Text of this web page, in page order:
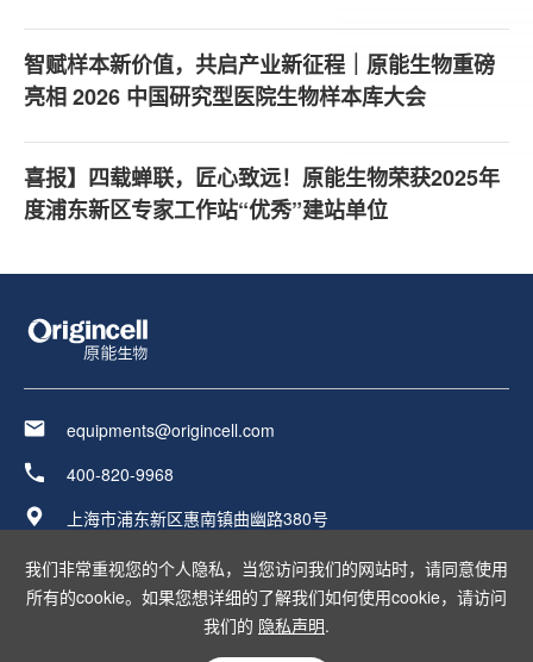
我们非常重视您的个人隐私，当您访问我们的网站时，请同意使用
所有的cookie。如果您想详细的了解我们如何使用cookie，请访问
我们的 隐私声明.
智赋样本新价值，共启产业新征程｜原能生物重磅
亮相 2026 中国研究型医院生物样本库大会
喜报】四载蝉联，匠心致远！原能生物荣获2025年
度浦东新区专家工作站“优秀”建站单位
equipments@origincell.com
400-820-9968
上海市浦东新区惠南镇曲幽路380号
友情链接：